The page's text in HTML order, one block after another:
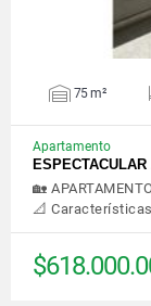
75 m²
Apartamento
🏡
📐